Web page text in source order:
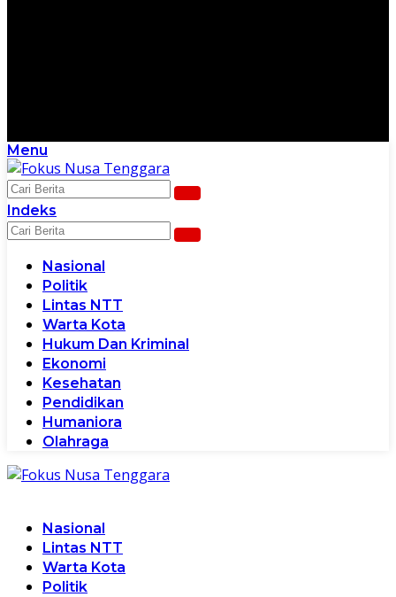
Menu
Indeks
Nasional
Politik
Lintas NTT
Warta Kota
Hukum Dan Kriminal
Ekonomi
Kesehatan
Pendidikan
Humaniora
Olahraga
Nasional
Lintas NTT
Warta Kota
Politik